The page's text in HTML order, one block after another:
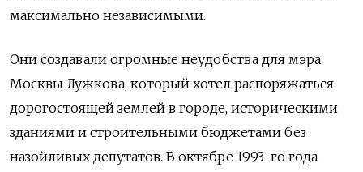
максимально независимыми.
Они создавали огромные неудобства для мэра
Москвы Лужкова, который хотел распоряжаться
дорогостоящей землей в городе, историческими
зданиями и строительными бюджетами без
назойливых депутатов. В октябре 1993-го года